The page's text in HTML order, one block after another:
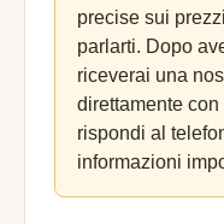
precise sui
parlarti. Dopo
riceverai una
direttamente con
rispondi al
informazioni